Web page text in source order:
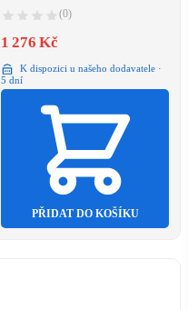
Branco 125 m³/h D
(0)
1 276 Kč
K dispozici u našeho dodavatele ·
5 dní
PŘIDAT DO KOŠÍKU